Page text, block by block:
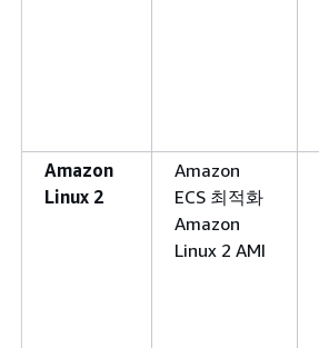
Amazon
Linux 2
Amazon
ECS 최적화
Amazon
Linux 2 AMI